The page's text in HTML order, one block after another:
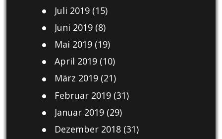
Juli 2019(15)
Juni 2019(8)
Mai 2019(19)
April 2019(10)
März 2019(21)
Februar 2019(31)
Januar 2019(29)
Dezember 2018(31)